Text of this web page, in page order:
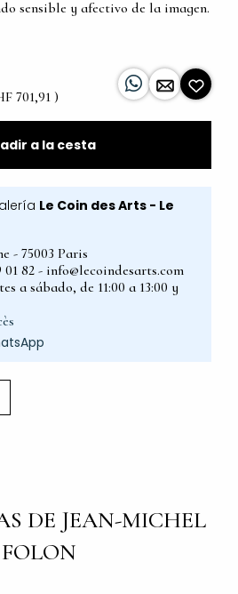
sensible y afectivo de la imagen.
701,91 )
a la cesta
Le Coin des Arts - Le
- 75003 Paris
01 82 - info@lecoindesarts.com
a sábado, de 11:00 a 13:00 y
DE JEAN-MICHEL
FOLON